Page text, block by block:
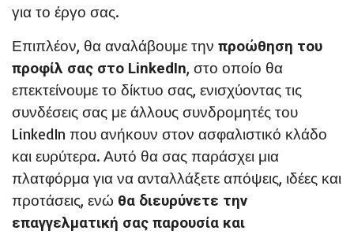
για το έργο σας.
Επιπλέον, θα αναλάβουμε την προώθηση του
προφίλ σας στο LinkedIn, στο οποίο θα
επεκτείνουμε το δίκτυο σας, ενισχύοντας τις
συνδέσεις σας με άλλους συνδρομητές του
LinkedIn που ανήκουν στον ασφαλιστικό κλάδο
και ευρύτερα. Αυτό θα σας παράσχει μια
πλατφόρμα για να ανταλλάξετε απόψεις, ιδέες και
προτάσεις, ενώ θα διευρύνετε την
επαγγελματική σας παρουσία και